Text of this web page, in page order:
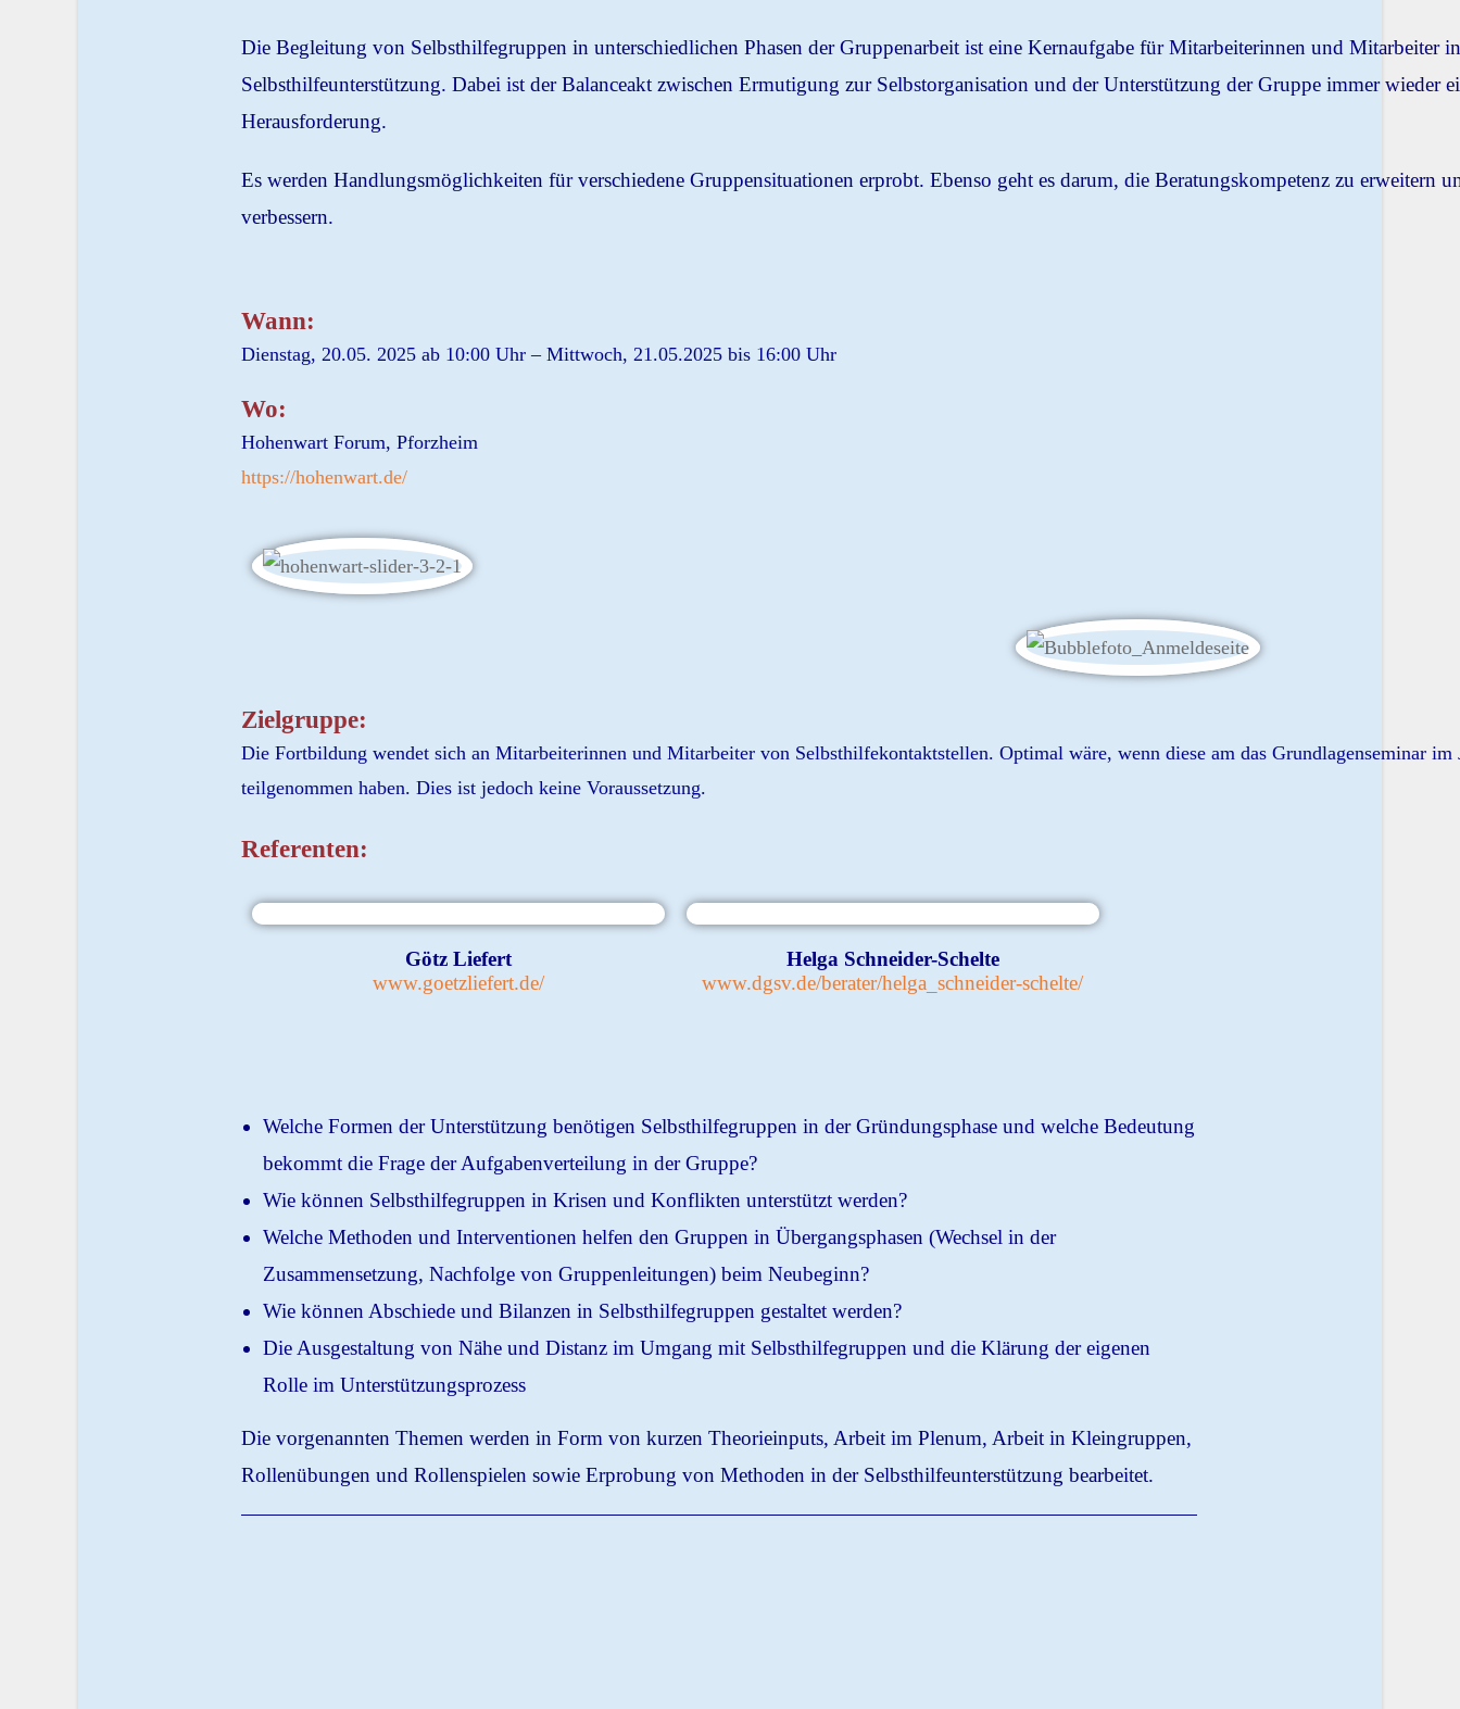
Die Begleitung von Selbsthilfegruppen in unterschiedlichen Phasen der Gruppenarbeit ist eine Kernaufgabe für Mitarbeiterinnen und Mitarbeiter
Selbsthilfeunterstützung. Dabei ist der Balanceakt zwischen Ermutigung zur Selbstorganisation und der Unterstützung der Gruppe immer wieder
Herausforderung.
Es werden Handlungsmöglichkeiten für verschiedene Gruppensituationen erprobt. Ebenso geht es darum, die Beratungskompetenz zu erweitern
verbessern.
Wann:
Dienstag, 20.05. 2025 ab 10:00 Uhr – Mittwoch, 21.05.2025 bis 16:00 Uhr
Wo:
Hohenwart Forum, Pforzheim
https://hohenwart.de/
Zielgruppe:
Die Fortbildung wendet sich an Mitarbeiterinnen und Mitarbeiter von Selbsthilfekontaktstellen. Optimal wäre, wenn diese am das Grundlagenseminar im
teilgenommen haben. Dies ist jedoch keine Voraussetzung.
Referenten:
Götz Liefert
www.goetzliefert.de/
Helga Schneider-Schelte
www.dgsv.de/berater/helga_schneider-schelte/
Welche Formen der Unterstützung benötigen Selbsthilfegruppen in der Gründungsphase und welche Bedeutung
bekommt die Frage der Aufgabenverteilung in der Gruppe?
Wie können Selbsthilfegruppen in Krisen und Konflikten unterstützt werden?
Welche Methoden und Interventionen helfen den Gruppen in Übergangsphasen (Wechsel in der
Zusammensetzung, Nachfolge von Gruppenleitungen) beim Neubeginn?
Wie können Abschiede und Bilanzen in Selbsthilfegruppen gestaltet werden?
Die Ausgestaltung von Nähe und Distanz im Umgang mit Selbsthilfegruppen und die Klärung der eigenen
Rolle im Unterstützungsprozess
Die vorgenannten Themen werden in Form von kurzen Theorieinputs, Arbeit im Plenum, Arbeit in Kleingruppen,
Rollenübungen und Rollenspielen sowie Erprobung von Methoden in der Selbsthilfeunterstützung bearbeitet.